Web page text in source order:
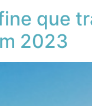
que
2023